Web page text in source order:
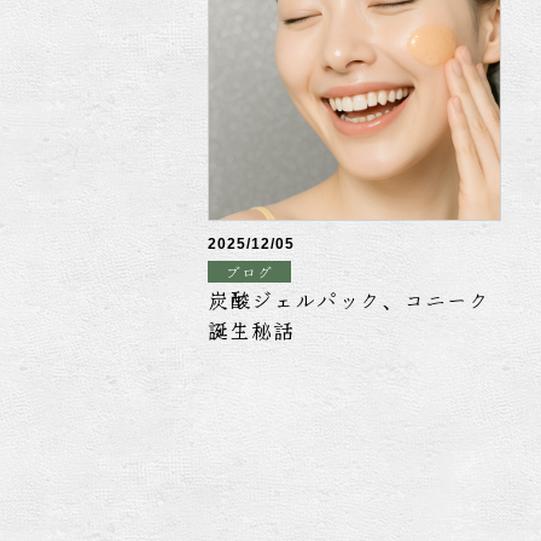
2025/12/05
ブログ
炭酸ジェルパック、コニーク
誕生秘話